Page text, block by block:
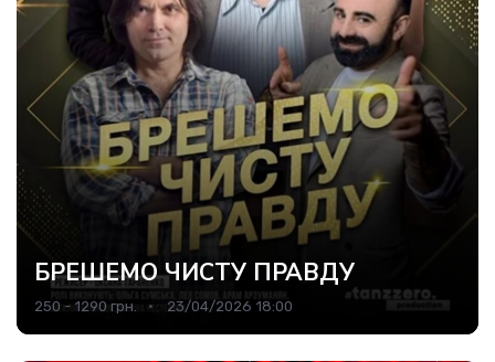
БРЕШЕMO ЧИСТУ ПРАВДУ
250 - 1290 грн. 23/04/2026 18:00